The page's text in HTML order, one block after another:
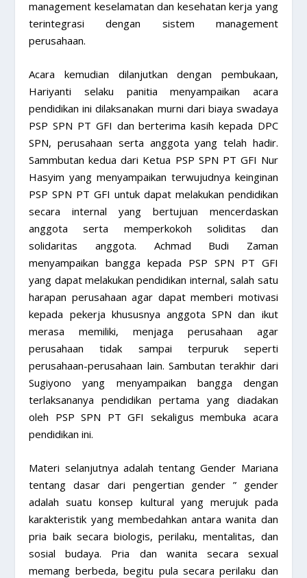
management keselamatan dan kesehatan kerja yang
terintegrasi dengan sistem management
perusahaan.
Acara kemudian dilanjutkan dengan pembukaan,
Hariyanti selaku panitia menyampaikan acara
pendidikan ini dilaksanakan murni dari biaya swadaya
PSP SPN PT GFI dan berterima kasih kepada DPC
SPN, perusahaan serta anggota yang telah hadir.
Sammbutan kedua dari Ketua PSP SPN PT GFI Nur
Hasyim yang menyampaikan terwujudnya keinginan
PSP SPN PT GFI untuk dapat melakukan pendidikan
secara internal yang bertujuan mencerdaskan
anggota serta memperkokoh soliditas dan
solidaritas anggota. Achmad Budi Zaman
menyampaikan bangga kepada PSP SPN PT GFI
yang dapat melakukan pendidikan internal, salah satu
harapan perusahaan agar dapat memberi motivasi
kepada pekerja khususnya anggota SPN dan ikut
merasa memiliki, menjaga perusahaan agar
perusahaan tidak sampai terpuruk seperti
perusahaan-perusahaan lain. Sambutan terakhir dari
Sugiyono yang menyampaikan bangga dengan
terlaksananya pendidikan pertama yang diadakan
oleh PSP SPN PT GFI sekaligus membuka acara
pendidikan ini.
Materi selanjutnya adalah tentang Gender Mariana
tentang dasar dari pengertian gender ” gender
adalah suatu konsep kultural yang merujuk pada
karakteristik yang membedahkan antara wanita dan
pria baik secara biologis, perilaku, mentalitas, dan
sosial budaya. Pria dan wanita secara sexual
memang berbeda, begitu pula secara perilaku dan